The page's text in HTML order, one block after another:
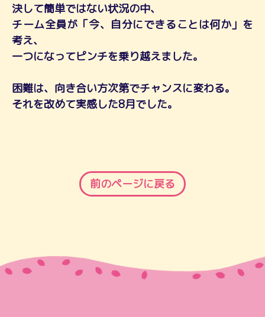
決して簡単ではない状況の中、
チーム全員が「今、自分にできることは何か」を
考え、
一つになってピンチを乗り越えました。
困難は、向き合い方次第でチャンスに変わる。
それを改めて実感した8月でした。
前のページに戻る